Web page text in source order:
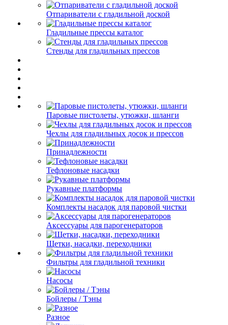
Отпариватели с гладильной доской
Гладильные прессы каталог
Стенды для гладильных прессов
Паровые пистолеты, утюжки, шланги
Чехлы для гладильных досок и прессов
Принадлежности
Тефлоновые насадки
Рукавные платформы
Комплекты насадок для паровой чистки
Аксессуары для парогенераторов
Щетки, насадки, переходники
Фильтры для гладильной техники
Насосы
Бойлеры / Тэны
Разное